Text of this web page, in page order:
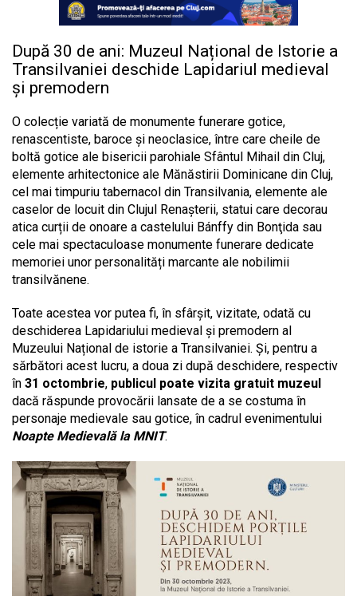
După 30 de ani: Muzeul Național de Istorie a
Transilvaniei deschide Lapidariul medieval
și premodern
O colecție variată de monumente funerare gotice,
renascentiste, baroce și neoclasice, între care cheile de
boltă gotice ale bisericii parohiale Sfântul Mihail din Cluj,
elemente arhitectonice ale Mănăstirii Dominicane din Cluj,
cel mai timpuriu tabernacol din Transilvania, elemente ale
caselor de locuit din Clujul Renașterii, statui care decorau
atica curții de onoare a castelului Bánffy din Bonţida sau
cele mai spectaculoase monumente funerare dedicate
memoriei unor personalități marcante ale nobilimii
transilvănene.
Toate acestea vor putea fi, în sfârșit, vizitate, odată cu
deschiderea Lapidariului medieval și premodern al
Muzeului Național de istorie a Transilvaniei. Și, pentru a
sărbători acest lucru, a doua zi după deschidere, respectiv
în 31 octombrie, publicul poate vizita gratuit muzeul
dacă răspunde provocării lansate de a se costuma în
personaje medievale sau gotice, în cadrul evenimentului
Noapte Medievală la MNIT.